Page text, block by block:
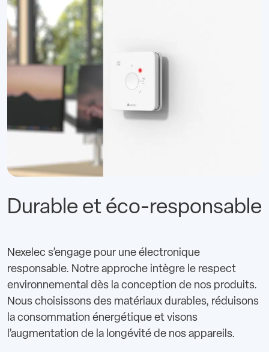
Durable et éco-responsable
Nexelec s’engage pour une électronique
responsable. Notre approche intègre le respect
environnemental dès la conception de nos produits.
Nous choisissons des matériaux durables, réduisons
la consommation énergétique et visons
l’augmentation de la longévité de nos appareils.